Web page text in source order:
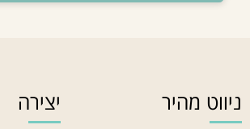
ניווט מהיר יצירה